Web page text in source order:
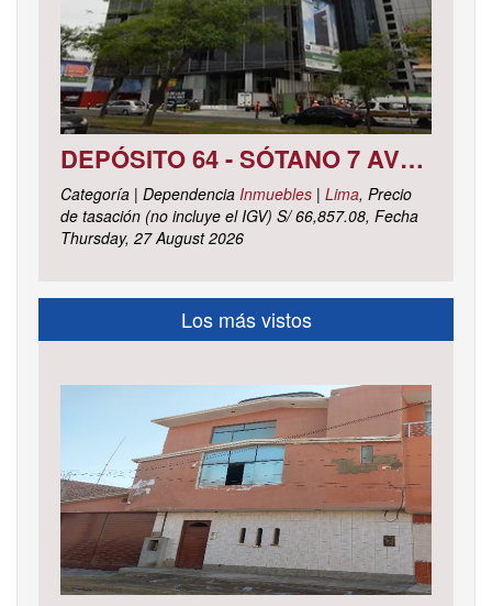
DEPÓSITO 64 - SÓTANO 7 AVENIDA CIRCUNVALACIÓN DEL CLUB GOLF LOS INCAS N° 152 URBANIZACIÓN LOTIZACIÓN CLUB GOLF LOS INCAS DISTRITO SANTIAGO DE SURCO, PROVINCIA Y DEPARTAMENTO DE LIMA
Categoría | Dependencia Inmuebles | Lima, Precio
de tasación (no incluye el IGV) S/ 66,857.08, Fecha
Thursday, 27 August 2026
Los más vistos